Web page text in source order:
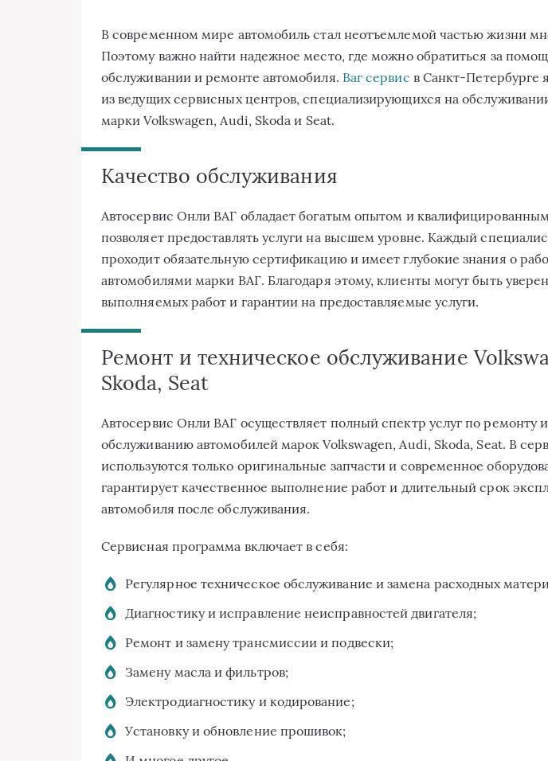
В современном мире автомобиль стал неотъемлемой частью жизни
Поэтому важно найти надежное место, где можно обратиться за
обслуживании и ремонте автомобиля. Ваг сервис в Санкт-Петербурге
из ведущих сервисных центров, специализирующихся на
марки Volkswagen, Audi, Skoda и Seat.
Качество обслуживания
Автосервис Онли ВАГ обладает богатым опытом и
позволяет предоставлять услуги на высшем уровне. Каждый
проходит обязательную сертификацию и имеет глубокие знания о
автомобилями марки ВАГ. Благодаря этому, клиенты могут быть
выполняемых работ и гарантии на предоставляемые услуги.
Ремонт и техническое обслуживание
Skoda, Seat
Автосервис Онли ВАГ осуществляет полный спектр услуг по ремонту
обслуживанию автомобилей марок Volkswagen, Audi, Skoda, Seat. В
используются только оригинальные запчасти и современное
гарантирует качественное выполнение работ и длительный срок
автомобиля после обслуживания.
Сервисная программа включает в себя:
Регулярное техническое обслуживание и замена расходных
Диагностику и исправление неисправностей двигателя;
Ремонт и замену трансмиссии и подвески;
Замену масла и фильтров;
Электродиагностику и кодирование;
Установку и обновление прошивок;